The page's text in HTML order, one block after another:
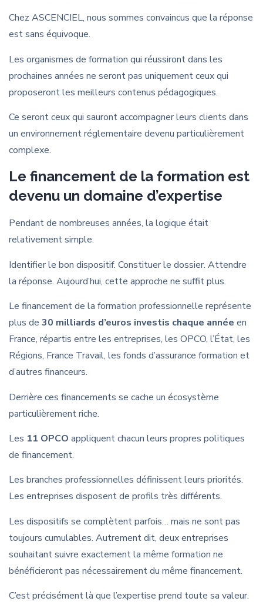
Chez ASCENCIEL, nous sommes convaincus que la réponse
est sans équivoque.
Les organismes de formation qui réussiront dans les
prochaines années ne seront pas uniquement ceux qui
proposeront les meilleurs contenus pédagogiques.
Ce seront ceux qui sauront accompagner leurs clients dans
un environnement réglementaire devenu particulièrement
complexe.
Le financement de la formation est
devenu un domaine d’expertise
Pendant de nombreuses années, la logique était
relativement simple.
Identifier le bon dispositif. Constituer le dossier. Attendre
la réponse. Aujourd’hui, cette approche ne suffit plus.
Le financement de la formation professionnelle représente
plus de 30 milliards d’euros investis chaque année en
France, répartis entre les entreprises, les OPCO, l’État, les
Régions, France Travail, les fonds d’assurance formation et
d’autres financeurs.
Derrière ces financements se cache un écosystème
particulièrement riche.
Les 11 OPCO appliquent chacun leurs propres politiques
de financement.
Les branches professionnelles définissent leurs priorités.
Les entreprises disposent de profils très différents.
Les dispositifs se complètent parfois… mais ne sont pas
toujours cumulables. Autrement dit, deux entreprises
souhaitant suivre exactement la même formation ne
bénéficieront pas nécessairement du même financement.
C’est précisément là que l’expertise prend toute sa valeur.